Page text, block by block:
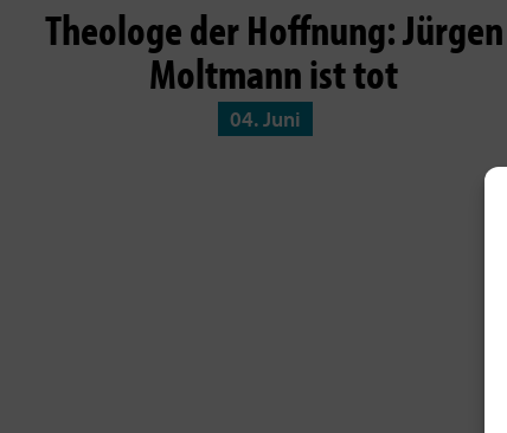
Theologe der Hoffnung: Jürgen
Moltmann ist tot
04. Juni